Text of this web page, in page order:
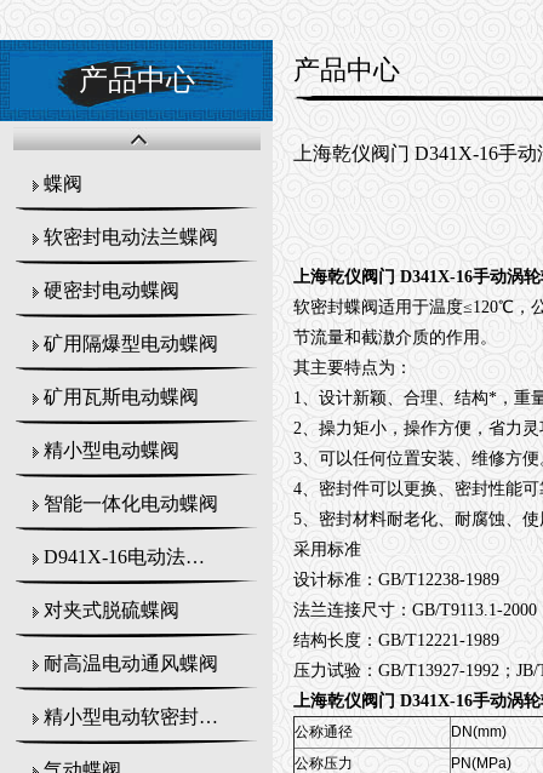
产品中心
蝶阀
软密封电动法兰蝶阀
硬密封电动蝶阀
矿用隔爆型电动蝶阀
矿用瓦斯电动蝶阀
精小型电动蝶阀
智能一体化电动蝶阀
D941X-16电动法兰式蝶阀
对夹式脱硫蝶阀
耐高温电动通风蝶阀
精小型电动软密封蝶阀
产品中心
上海乾仪阀门 D341X-16手
上海乾仪阀门 D341X-16手动涡
软密封蝶阀适用于温度≤120℃，
节流量和截滶介质的作用。
其主要特点为：
1、设计新颖、合理、结构*，重
2、操力矩小，操作方便，省力灵
3、可以任何位置安装、维修方便
4、密封件可以更换、密封性能
5、密封材料耐老化、耐腐蚀、
采用标准
设计标准：GB/T12238-1989
法兰连接尺寸：GB/T9113.1-
结构长度：GB/T12221-1989
压力试验：GB/T13927-1992；JB/
上海乾仪阀门 D341X-16手动涡
公称通径
DN(mm)
公称压力
PN(MPa)